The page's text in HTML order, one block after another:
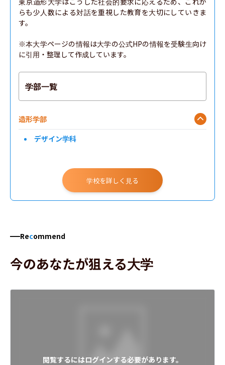
らも少人数による対話を重視した教育を大切にしていきま
す。
※本大学ページの情報は大学の公式HPの情報を受験生向け
に引用・整理して作成しています。
学部一覧
造形学部
デザイン学科
学校を詳しく見る
Recommend
今のあなたが狙える大学
閲覧するにはログインする必要があります。